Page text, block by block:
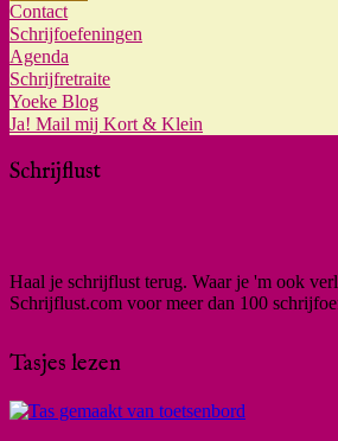
Contact
Schrijfoefeningen
Agenda
Schrijfretraite
Yoeke Blog
Ja! Mail mij Kort & Klein
Schrijflust
Haal je schrijflust terug. Waar je 'm ook
Schrijflust.com voor meer dan 100
Tasjes lezen